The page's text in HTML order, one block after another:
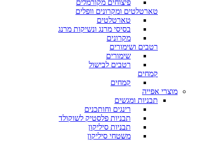
פיצוחים מקורמלים
טארטלטים ומקרונים וופלים
טארטלטים
בסיסי מרנג ונשיקות מרנג
מקרונים
רטבים ושימורים
שימורים
רטבים לבישול
קמחים
קמחים
מוצרי אפייה
תבניות ומגשים
רינגים וחותכנים
תבניות פלסטיק לשוקולד
תבניות סיליקון
משטחי סיליקון